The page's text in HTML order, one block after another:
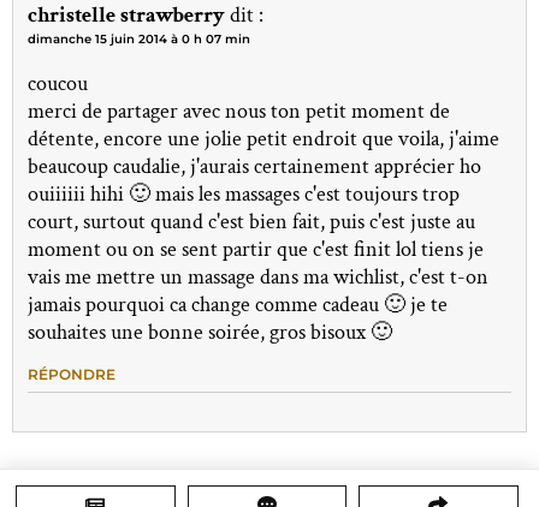
christelle strawberrydit :
dimanche 15 juin 2014 à 0 h 07 min
coucou
merci de partager avec nous ton petit moment de
détente, encore une jolie petit endroit que voila, j'aime
beaucoup caudalie, j'aurais certainement apprécier ho
ouiiiiii hihi 🙂 mais les massages c'est toujours trop
court, surtout quand c'est bien fait, puis c'est juste au
moment ou on se sent partir que c'est finit lol tiens je
vais me mettre un massage dans ma wichlist, c'est t-on
jamais pourquoi ca change comme cadeau 🙂 je te
souhaites une bonne soirée, gros bisoux 🙂
RÉPONDRE